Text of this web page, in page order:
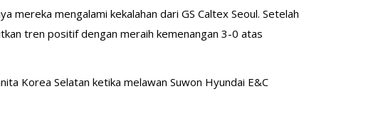
mengalami kekalahan dari GS Caltex Seoul. Setelah
tren positif dengan meraih kemenangan 3-0 atas
Korea Selatan ketika melawan Suwon Hyundai E&C